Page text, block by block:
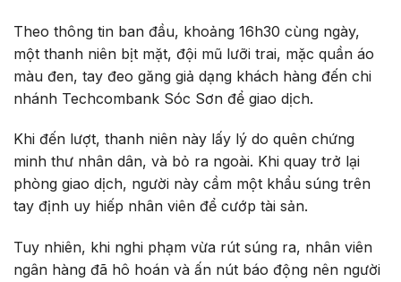
Theo thông tin ban đầu, khoảng 16h30 cùng ngày,
một thanh niên bịt mặt, đội mũ lưỡi trai, mặc quần áo
màu đen, tay đeo găng giả dạng khách hàng đến chi
nhánh Techcombank Sóc Sơn để giao dịch.
Khi đến lượt, thanh niên này lấy lý do quên chứng
minh thư nhân dân, và bỏ ra ngoài. Khi quay trở lại
phòng giao dịch, người này cầm một khẩu súng trên
tay định uy hiếp nhân viên để cướp tài sản.
Tuy nhiên, khi nghi phạm vừa rút súng ra, nhân viên
ngân hàng đã hô hoán và ấn nút báo động nên người